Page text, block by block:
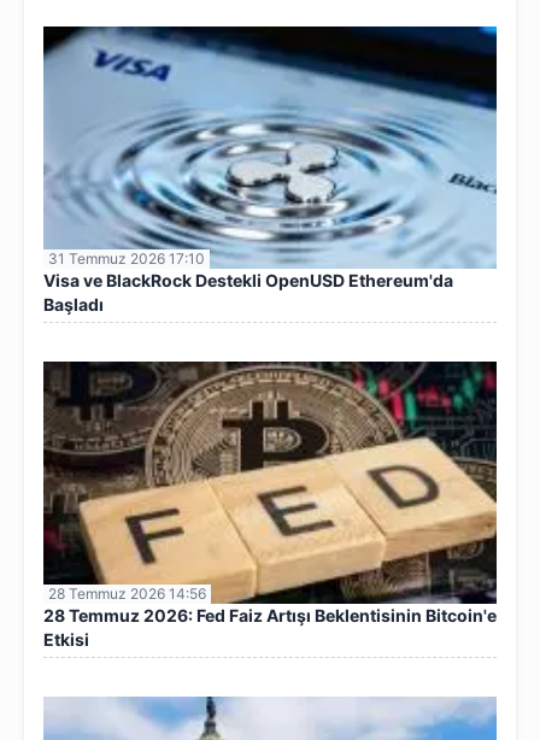
31 Temmuz 2026 17:10
Visa ve BlackRock Destekli OpenUSD Ethereum'da
Başladı
28 Temmuz 2026 14:56
28 Temmuz 2026: Fed Faiz Artışı Beklentisinin Bitcoin'e
Etkisi